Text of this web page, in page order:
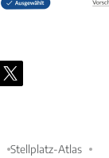
Stellplatz-Atlas